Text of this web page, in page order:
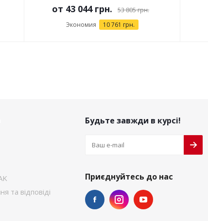
от 43 044 грн. 53 805 грн.
Экономия 10 761 грн.
та відповіді
Будьте завжди в курсі!
Приєднуйтесь до нас